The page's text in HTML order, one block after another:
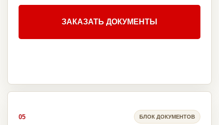
ЗАКАЗАТЬ ДОКУМЕНТЫ
05 БЛОК ДОКУМЕНТОВ